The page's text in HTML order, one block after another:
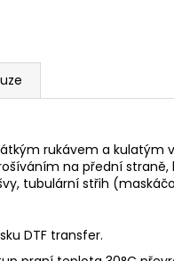
rukávem a kulatým
na přední
tubulární střih
DTF transfer.